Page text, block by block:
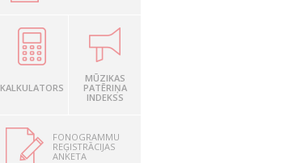
KALKULATORS
MŪZIKAS
PATĒRIŅA
INDEKSS
FONOGRAMMU
REĢISTRĀCIJAS
ANKETA